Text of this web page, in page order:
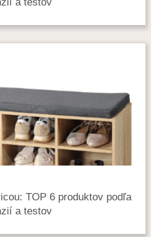
TOP 6 produktov podľa
a testov